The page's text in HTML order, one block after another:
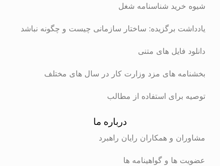
شیوه خرید شناسنامه شغل
یادداشت برگزیده: ساختار سازمانی چیست و چگونه نباشد
دانلود فایل های متنی
بخشنامه های مزد وزارت کار در سال های مختلف
توصیه برای استفاده از مطالب
درباره ما
مشاوران و همکاران رایان راهبرد
عضویت ها و گواهینامه ها